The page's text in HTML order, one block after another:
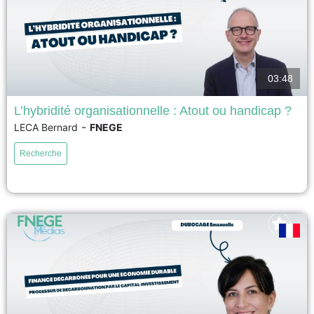
17ème Prix académique de la recherche en management – Prix Syntec
Conseil 2026 – Meilleur article de recherche en management La recherche
a examiné comment les organisations hybrides équilibrent des valeurs
voir
03:48
L’hybridité organisationnelle : Atout ou handicap ?
LECA Bernard - FNEGE
Recherche